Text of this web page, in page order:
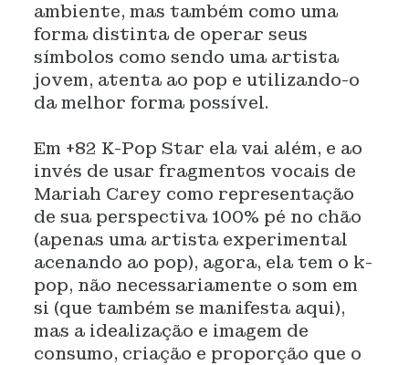
ambiente, mas também como uma
forma distinta de operar seus
símbolos como sendo uma artista
jovem, atenta ao pop e utilizando-o
da melhor forma possível.
Em +82 K-Pop Star ela vai além, e ao
invés de usar fragmentos vocais de
Mariah Carey como representação
de sua perspectiva 100% pé no chão
(apenas uma artista experimental
acenando ao pop), agora, ela tem o k-
pop, não necessariamente o som em
si (que também se manifesta aqui),
mas a idealização e imagem de
consumo, criação e proporção que o